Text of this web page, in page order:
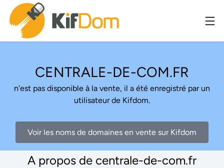
CENTRALE-DE-COM.FR
n'est pas disponible à la vente, il a été enregistré par un
utilisateur de Kifdom.
Voir les noms de domaines en vente sur Kifdom
A propos de centrale-de-com.fr